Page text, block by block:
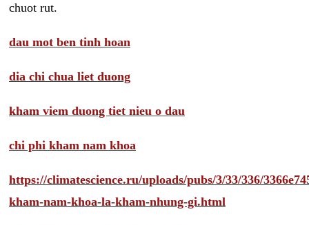
chuot rut.
dau mot ben tinh hoan
dia chi chua liet duong
kham viem duong tiet nieu o dau
chi phi kham nam khoa
https://climatescience.ru/uploads/pubs/3/33/336/
kham-nam-khoa-la-kham-nhung-gi.html